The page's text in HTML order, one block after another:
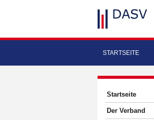
STARTSEITE
Startseite
Der Verband